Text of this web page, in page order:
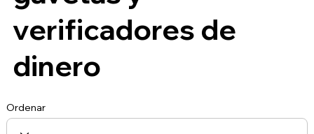
verificadores de
dinero
Ordenar